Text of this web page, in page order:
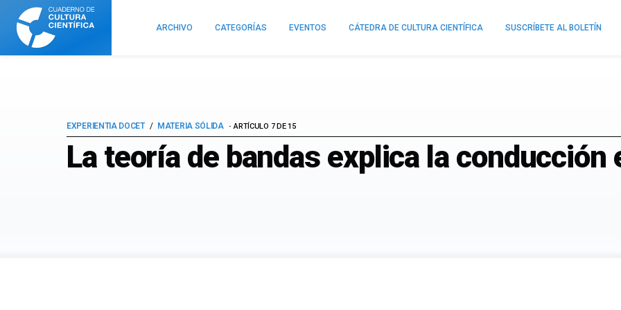
Cuaderno
Cultura
Científica
ARCHIVO CATEGORÍAS EVENTOS CÁTEDRA DE CULTURA CIENTÍFICA SUSCRÍBETE AL BOLETÍN
La teoría de bandas explica la conducción
EXPERIENTIA DOCET MATERIA SÓLIDA ARTÍCULO 7 DE 15